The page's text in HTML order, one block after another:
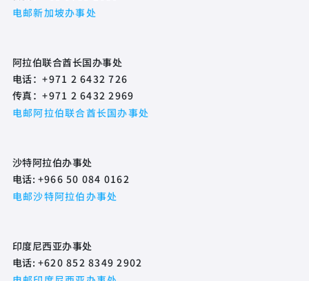
电邮新加坡办事处
阿拉伯联合酋长国办事处
电话：+971 2 6432 726
传真：+971 2 6432 2969
电邮阿拉伯联合酋长国办事处
沙特阿拉伯办事处
电话: +966 50 084 0162
电邮沙特阿拉伯办事处
印度尼西亚办事处
电话: +620 852 8349 2902